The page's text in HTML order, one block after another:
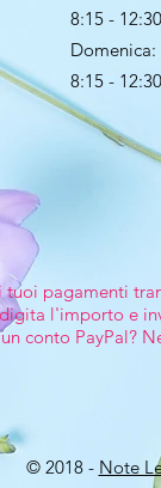
8:15 -
Domenica:
8:15 - 12:30
pagamenti
l'importo e
conto PayPal?
© 2018 - Note